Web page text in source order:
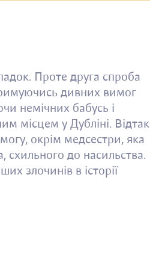
Проте друга спроба
дивних вимог
немічних бабусь і
місцем у Дубліні. Відтак
окрім медсестри, яка
схильного до насильства.
злочинів в історії